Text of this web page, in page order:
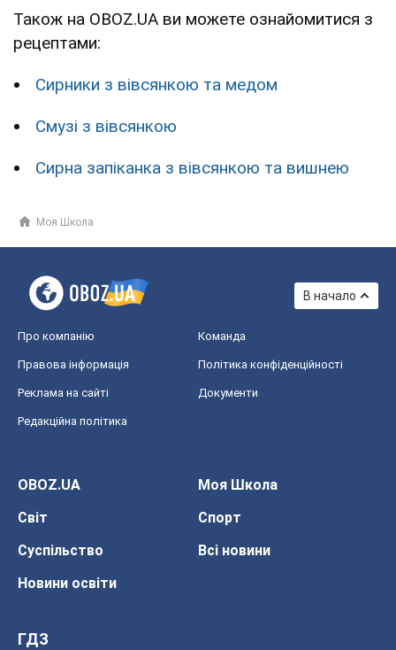
Також на OBOZ.UA ви можете ознайомитися з
рецептами:
Сирники з вівсянкою та медом
Смузі з вівсянкою
Сирна запіканка з вівсянкою та вишнею
Моя Школа
В начало
Про компанію Команда
Правова інформація Політика конфіденційності
Реклама на сайті Документи
Редакційна політика
OBOZ.UA
Моя Школа
Світ
Спорт
Суспільство
Всі новини
Новини освіти
ГДЗ